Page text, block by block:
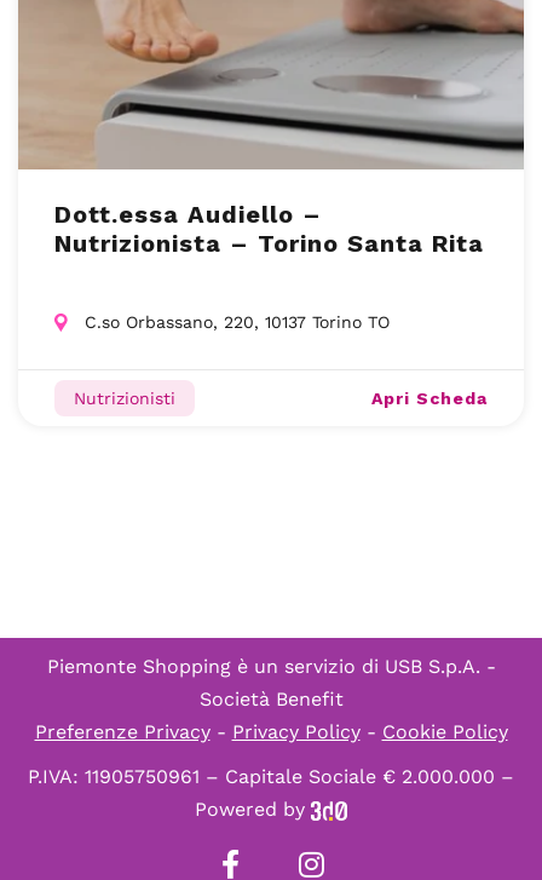
Dott.essa Audiello –
Nutrizionista – Torino Santa Rita
C.so Orbassano, 220, 10137 Torino TO
Nutrizionisti Apri Scheda
Piemonte Shopping è un servizio di USB S.p.A. -
Società Benefit
Preferenze Privacy- Privacy Policy- Cookie Policy
P.IVA: 11905750961 – Capitale Sociale € 2.000.000 –
Powered by